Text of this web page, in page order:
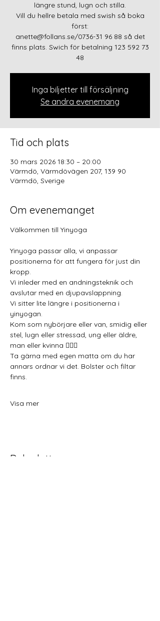
längre stund, lugn och stilla.
Vill du hellre betala med swish så boka
först:
anette@follans.se/0736-31 96 88 så det
finns plats. Swich för betalning 123 592 73
48
Inga biljetter till försäljning
Se andra evenemang
Tid och plats
30 mars 2026 18:30 – 20:00
Värmdö, Värmdövägen 207, 139 90
Värmdö, Sverige
Om evenemanget
Välkommen till Yinyoga
Yinyoga passar alla, vi anpassar
positionerna för att fungera för just din
kropp.
Vi inleder med en andningsteknik och
avslutar med en djupavslappning.
Vi sitter lite längre i positionerna i
yinyogan.
Kom som nybörjare eller van, smidig eller
stel, lugn eller stressad, ung eller äldre,
man eller kvinna 🧘🏼‍♂️
Ta gärna med egen matta om du har
annars ordnar vi det. Bolster och filtar
finns.
Visa mer
Dela detta evenemang